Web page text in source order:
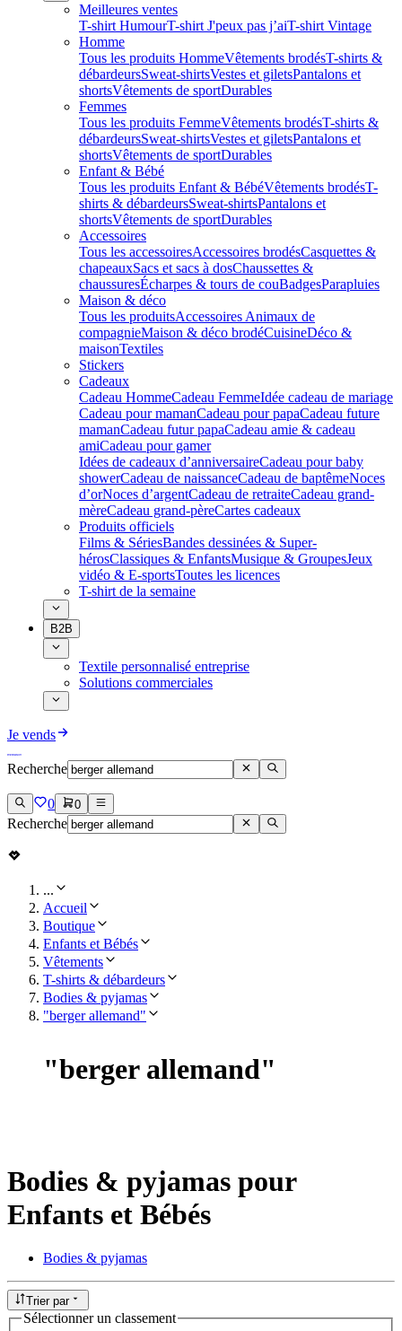
Meilleures ventes
T-shirt HumourT-shirt J'peux pas j’aiT-shirt Vintage
Homme
Tous les produits HommeVêtements brodésT-shirts &
débardeursSweat-shirtsVestes et giletsPantalons et
shortsVêtements de sportDurables
Femmes
Tous les produits FemmeVêtements brodésT-shirts &
débardeursSweat-shirtsVestes et giletsPantalons et
shortsVêtements de sportDurables
Enfant & Bébé
Tous les produits Enfant & BébéVêtements brodésT-
shirts & débardeursSweat-shirtsPantalons et
shortsVêtements de sportDurables
Accessoires
Tous les accessoiresAccessoires brodésCasquettes &
chapeauxSacs et sacs à dosChaussettes &
chaussuresÉcharpes & tours de couBadgesParapluies
Maison & déco
Tous les produitsAccessoires Animaux de
compagnieMaison & déco brodéCuisineDéco &
maisonTextiles
Stickers
Cadeaux
Cadeau HommeCadeau FemmeIdée cadeau de mariage​
Cadeau pour mamanCadeau pour papaCadeau future
mamanCadeau futur papaCadeau amie & cadeau
amiCadeau pour gamer
Idées de cadeaux d’anniversaireCadeau pour baby
showerCadeau de naissanceCadeau de baptêmeNoces
d’orNoces d’argentCadeau de retraiteCadeau grand-
mèreCadeau grand-pèreCartes cadeaux
Produits officiels
Films & SériesBandes dessinées & Super-
hérosClassiques & EnfantsMusique & GroupesJeux
vidéo & E-sportsToutes les licences
T-shirt de la semaine
B2B
Textile personnalisé entreprise
Solutions commerciales
Je vends
Recherche
0 0
Recherche
...
Accueil
Boutique
Enfants et Bébés
Vêtements
T-shirts & débardeurs
Bodies & pyjamas
"berger allemand"
"berger allemand"
Bodies & pyjamas pour
Enfants et Bébés
Bodies & pyjamas
Trier par
Sélectionner un classement